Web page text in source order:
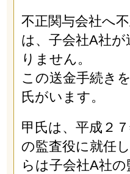
不正関与会社へ
は、子会社A社
りません。
この送金手続き
氏がいます。
甲氏は、平成２
の監査役に就任
らは子会社A社